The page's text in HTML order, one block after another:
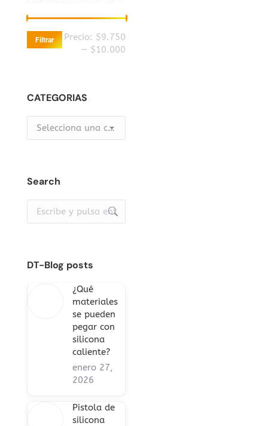
Filtrar Precio: $9.750
— $10.000
CATEGORIAS
Selecciona una categoría
Search
DT-Blog posts
¿Qué
materiales
se pueden
pegar con
silicona
caliente?
enero 27,
2026
Pistola de
silicona